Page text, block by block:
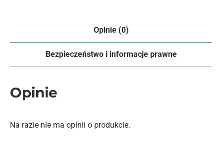
Opinie (0)
Bezpieczeństwo i informacje prawne
Opinie
Na razie nie ma opinii o produkcie.